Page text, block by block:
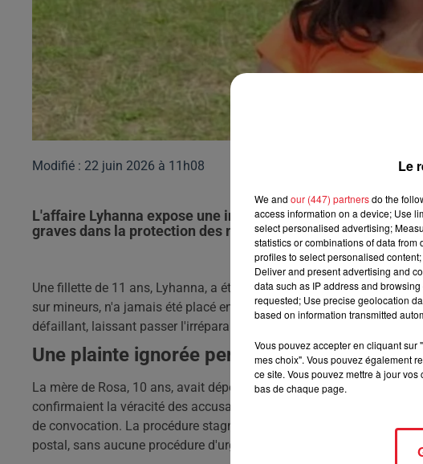
Modifié : 22 juin 2026 à 11h08
L'affaire Lyhanna expose une inaction judiciaire glaçante
graves dans la protection des mineurs.
Une fillette de 11 ans, Lyhanna, a été violée et tuée dans le Gers.
sur mineurs, n'a jamais été placé en garde à vue. Le rapport remis
défaillant, laissant passer l'irréparable.
Une plainte ignorée pendant 9 mois
La mère de Rosa, 10 ans, avait déposé plainte en 2024. L'enfant
confirmaient la véracité des accusations. Pourtant, aucune action
de convocation. La procédure stagnait entre le parquet de Toulouse
postal, sans aucune procédure d'urgence.
Le
We and our (447) partnersdo the
access information on a device; Use
select personalised advertising;
statistics or combinations of data
profiles to select personalised
Deliver and present advertising and
data such as IP address and
requested; Use precise geolocation
based on information transmitted
Vous pouvez accepter en cliquant sur
mes choix". Vous pouvez également
ce site. Vous pouvez mettre à jour
bas de chaque page.